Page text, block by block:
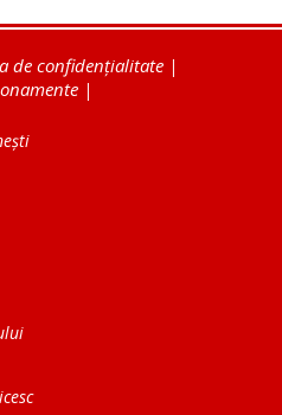
de confidențialitate |
|